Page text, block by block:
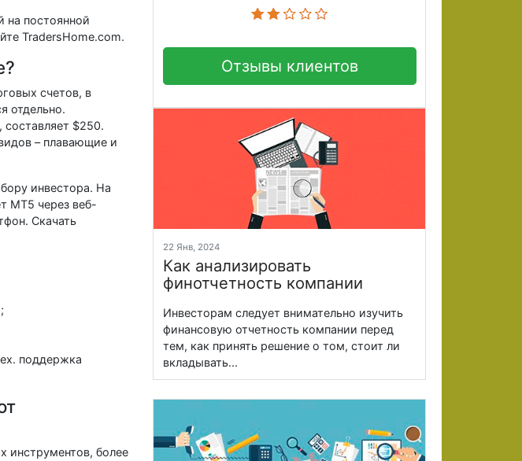
на постоянной
TradersHome.com.
счетов, в
отдельно.
$250.
– плавающие и
инвестора. На
MT5 через веб-
Скачать
поддержка
инструментов, более
Отзывы клиентов
22 Янв, 2024
Как анализировать
финотчетность компании
Инвесторам следует внимательно изучить
финансовую отчетность компании перед
тем, как принять решение о том, стоит ли
вкладывать...